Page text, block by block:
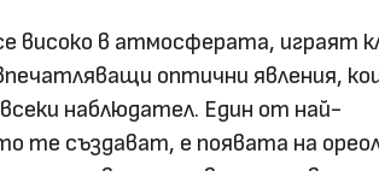
високо в атмосферата, играят
оптични явления,
наблюдател. Един от най-
те създават, е появата на